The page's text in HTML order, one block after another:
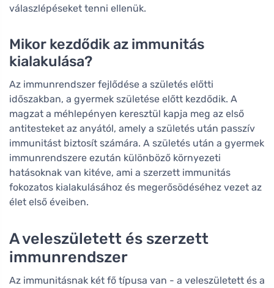
válaszlépéseket tenni ellenük.
Mikor kezdődik az immunitás
kialakulása?
Az immunrendszer fejlődése a születés előtti
időszakban, a gyermek születése előtt kezdődik. A
magzat a méhlepényen keresztül kapja meg az első
antitesteket az anyától, amely a születés után passzív
immunitást biztosít számára. A születés után a gyermek
immunrendszere ezután különböző környezeti
hatásoknak van kitéve, ami a szerzett immunitás
fokozatos kialakulásához és megerősödéséhez vezet az
élet első éveiben.
A veleszületett és szerzett
immunrendszer
Az immunitásnak két fő típusa van - a veleszületett és a